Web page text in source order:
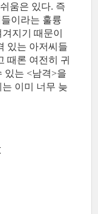
움은 있다. 즉
이라는 훌륭
지기 때문이
있는 아저씨들
때론 여전히 귀
있는 <남격>을
이미 너무 늦